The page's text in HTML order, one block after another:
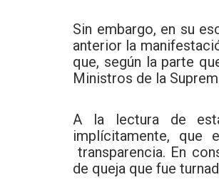
Sin embargo, en su
anterior la
que, según la parte
Ministros de la
A la lectura de
implícitamente,
transparencia. En
de queja que fue